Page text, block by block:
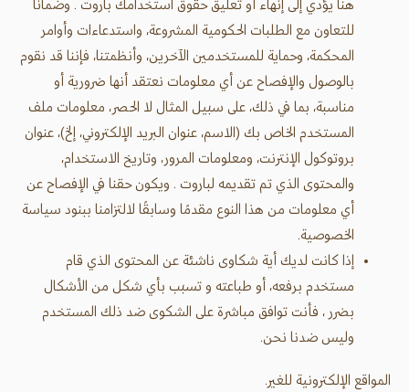
هنا يؤدي إلى إنهاء أو تعليق حقوق استخدامك باروت . وضمانًا
للتعاون مع الطلبات الحكومية المشروعة، واستدعاءات وأوامر
المحكمة، وحماية للمستخدمين الآخرين، وأنظمتنا، فإننا قد نقوم
بالوصول والإفصاح عن أي معلومات نعتقد أنها ضرورية أو
مناسبة، بما في ذلك، على سبيل المثال لا الحصر، معلومات ملف
المستخدم الخاص بك (الاسم، عنوان البريد الإلكتروني، إلخ)، عنوان
بروتوكول الإنترنت، ومعلومات المرور، وتاريخ الاستخدام،
والمحتوى الذي تم تقديمه لباروت . ويكون حقنا في الإفصاح عن
أي معلومات من هذا النوع مقدمًا وسابقًا لالتزامنا ببنود سياسة
الخصوصية.
إذا كانت لديك أية شكاوى ناشئة عن المحتوى الذي قام
مستخدم برفعه، أو طباعته و تسبب بأي شكل من الأشكال
بضرر ، فأنت توافق مباشرة على الشكوى ضد ذلك المستخدم
وليس ضدنا نحن.
المواقع الإلكترونية للغير.